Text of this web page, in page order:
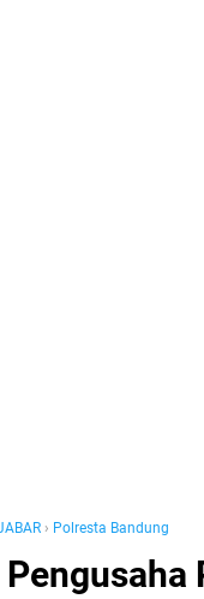
› Polresta Bandung